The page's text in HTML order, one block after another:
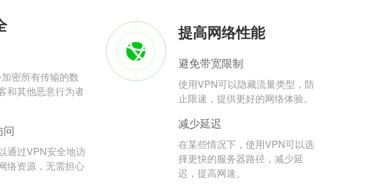
密所有传输的数
和其他恶意行为者
问
通过VPN安全地访
络资源，无需担心
提高网络性能
避免带宽限制
使用VPN可以隐藏流量类型，防
止限速，提供更好的网络体验。
减少延迟
在某些情况下，使用VPN可以选
择更快的服务器路径，减少延
迟，提高网速。